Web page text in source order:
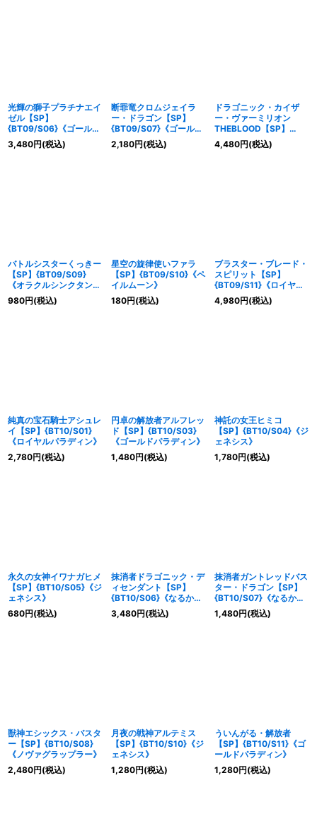
光輝の獅子プラチナエイ
ゼル【SP】
{BT09/S06}《ゴールド
パラディン》
3,480円(税込)
断罪竜クロムジェイラ
ー・ドラゴン【SP】
{BT09/S07}《ゴールド
パラディン》
2,180円(税込)
ドラゴニック・カイザ
ー・ヴァーミリオン
THEBLOOD【SP】
{BT09/S08}《なるか
み》
4,480円(税込)
バトルシスターくっきー
【SP】{BT09/S09}
《オラクルシンクタン
ク》
980円(税込)
星空の旋律使いファラ
【SP】{BT09/S10}《ペ
イルムーン》
180円(税込)
ブラスター・ブレード・
スピリット【SP】
{BT09/S11}《ロイヤル
パラディン》
4,980円(税込)
純真の宝石騎士アシュレ
イ【SP】{BT10/S01}
《ロイヤルパラディン》
2,780円(税込)
円卓の解放者アルフレッ
ド【SP】{BT10/S03}
《ゴールドパラディン》
1,480円(税込)
神託の女王ヒミコ
【SP】{BT10/S04}《ジ
ェネシス》
1,780円(税込)
永久の女神イワナガヒメ
【SP】{BT10/S05}《ジ
ェネシス》
680円(税込)
抹消者ドラゴニック・デ
ィセンダント【SP】
{BT10/S06}《なるか
み》
3,480円(税込)
抹消者ガントレッドバス
ター・ドラゴン【SP】
{BT10/S07}《なるか
み》
1,480円(税込)
獣神エシックス・バスタ
ー【SP】{BT10/S08}
《ノヴァグラップラー》
2,480円(税込)
月夜の戦神アルテミス
【SP】{BT10/S10}《ジ
ェネシス》
1,280円(税込)
ういんがる・解放者
【SP】{BT10/S11}《ゴ
ールドパラディン》
1,280円(税込)